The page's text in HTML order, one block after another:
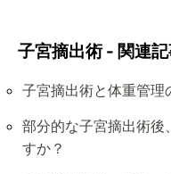
子宮摘出術 - 関連
子宮摘出術と体重管理
部分的な子宮摘出術後
すか？